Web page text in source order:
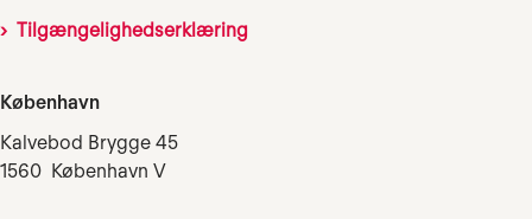
Tilgængelighedserklæring
København
Kalvebod Brygge 45
1560 København V